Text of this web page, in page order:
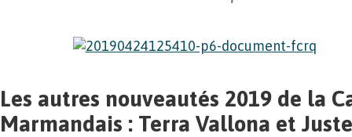
Les autres nouveautés 2019 de la
Marmandais : Terra Vallona et